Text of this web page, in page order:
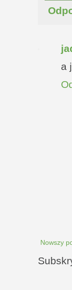
a
Nowszy